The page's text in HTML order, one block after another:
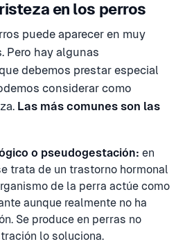
en los perros
puede aparecer en muy
Pero hay algunas
debemos prestar especial
considerar como
Las más comunes son las
o pseudogestación: en
trata de un trastorno hormonal
de la perra actúe como
aunque realmente no ha
Se produce en perras no
lo soluciona.